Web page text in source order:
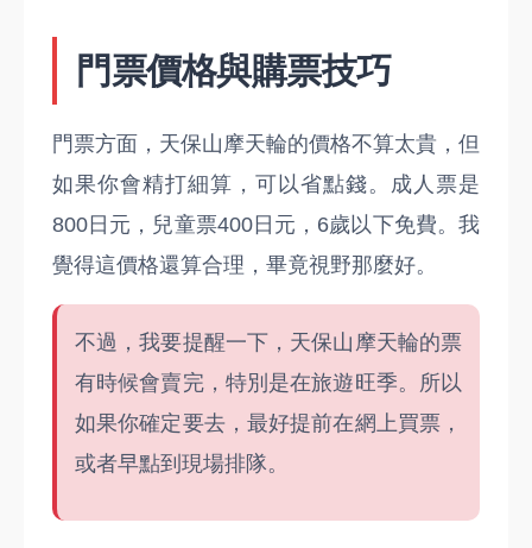
門票價格與購票技巧
門票方面，天保山摩天輪的價格不算太貴，但
如果你會精打細算，可以省點錢。成人票是
800日元，兒童票400日元，6歲以下免費。我
覺得這價格還算合理，畢竟視野那麼好。
不過，我要提醒一下，天保山摩天輪的票
有時候會賣完，特別是在旅遊旺季。所以
如果你確定要去，最好提前在網上買票，
或者早點到現場排隊。